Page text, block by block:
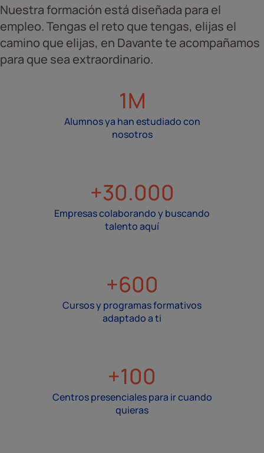
Nuestra formación está diseñada para el
empleo. Tengas el reto que tengas, elijas el
camino que elijas, en Davante te acompañamos
para que sea extraordinario.
1M
Alumnos ya han estudiado con
nosotros
+30.000
Empresas colaborando y buscando
talento aquí
+600
Cursos y programas formativos
adaptado a ti
+100
Centros presenciales para ir cuando
quieras